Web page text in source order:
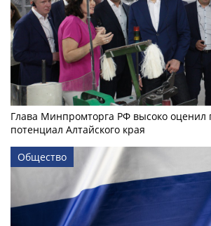
Глава Минпромторга РФ высоко
потенциал Алтайского края
Общество